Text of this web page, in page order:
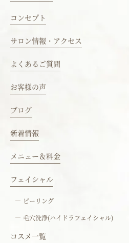
コンセプト
サロン情報・アクセス
よくあるご質問
お客様の声
ブログ
新着情報
メニュー＆料金
フェイシャル
ピーリング
毛穴洗浄(ハイドラフェイシャル)
コスメ一覧